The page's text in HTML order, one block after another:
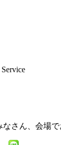
さん、会場で